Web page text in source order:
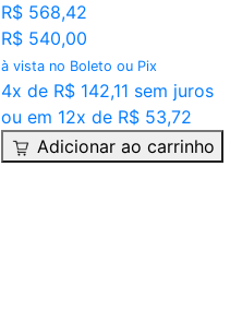
R$ 568,42
R$ 540,00
à vista no Boleto ou Pix
4x de R$ 142,11 sem juros
ou em 12x de R$ 53,72
Adicionar ao carrinho